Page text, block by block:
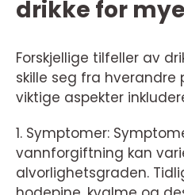
drikke for
Forskjellige tilfeller av
skille seg fra hverandre
viktige aspekter
1. Symptomer:
vannforgiftning kan
alvorlighetsgraden.